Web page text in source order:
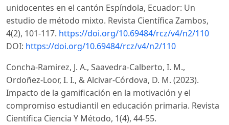
unidocentes en el cantón Espíndola, Ecuador: Un
estudio de método mixto. Revista Científica Zambos,
4(2), 101-117. https://doi.org/10.69484/rcz/v4/n2/110
DOI: https://doi.org/10.69484/rcz/v4/n2/110
Concha-Ramirez, J. A., Saavedra-Calberto, I. M.,
Ordoñez-Loor, I. I., & Alcivar-Córdova, D. M. (2023).
Impacto de la gamificación en la motivación y el
compromiso estudiantil en educación primaria. Revista
Científica Ciencia Y Método, 1(4), 44-55.